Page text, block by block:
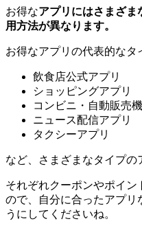
お得なアプリにはさまざま
用方法が異なります。
お得なアプリの代表的なタ
飲食店公式アプリ
ショッピングアプリ
コンビニ・自動販売
ニュース配信アプリ
タクシーアプリ
など、さまざまなタイプの
それぞれクーポンやポイ
ので、自分に合ったアプリ
うにしてくださいね。